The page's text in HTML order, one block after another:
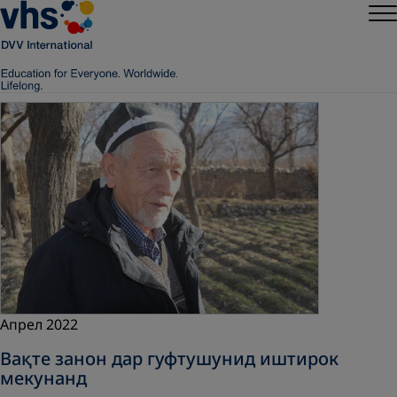
Апрел 2022
Вақте занон дар гуфтушунид иштирок
мекунанд